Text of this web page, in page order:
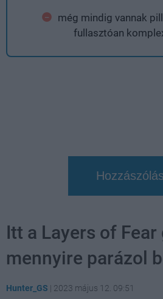
még mindig vannak
fullasztóan
Itt a Layers of Fear
mennyire parázol
Hunter_GS | 2023 május 12. 09:51